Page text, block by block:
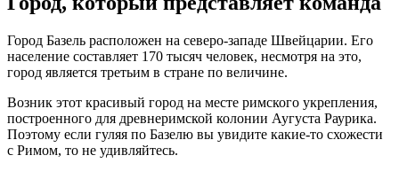
Город Базель расположен на северо-западе Швейцарии. Его
население составляет 170 тысяч человек, несмотря на это,
город является третьим в стране по величине.
Возник этот красивый город на месте римского укрепления,
построенного для древнеримской колонии Аугуста Раурика.
Поэтому если гуляя по Базелю вы увидите какие-то схожести
с Римом, то не удивляйтесь.